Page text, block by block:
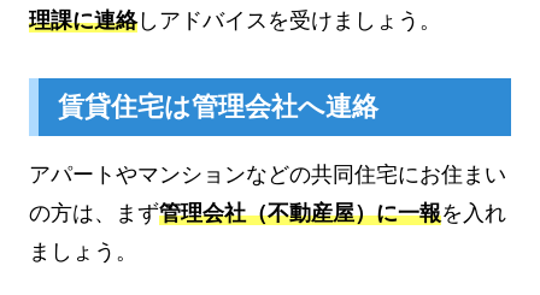
理課に連絡しアドバイスを受けましょう。
賃貸住宅は管理会社へ連絡
アパートやマンションなどの共同住宅にお住まい
の方は、まず管理会社（不動産屋）に一報を入れ
ましょう。